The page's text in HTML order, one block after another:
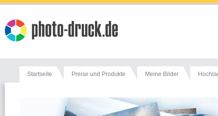
Startseite Preise und Produkte Meine Bilder